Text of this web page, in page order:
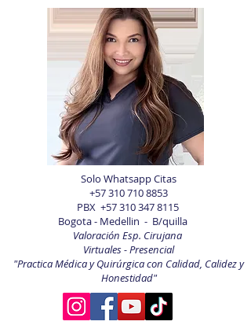
Solo Whatsapp Citas
+57 310 710 8853
PBX +57 310 347 8115
Bogota - Medellin - B/quilla
Valoración Esp. Cirujana
Virtuales - Presencial
"Practica Médica y Quirúrgica con Calidad, Calidez y
Honestidad"